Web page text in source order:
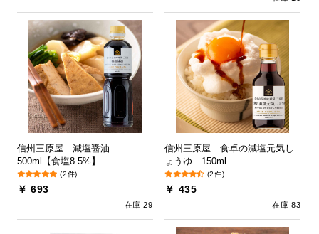
信州三原屋 減塩醤油
500ml【食塩8.5%】
(2件)
￥ 693
在庫 29
信州三原屋 食卓の減塩元気し
ょうゆ 150ml
(2件)
￥ 435
在庫 83